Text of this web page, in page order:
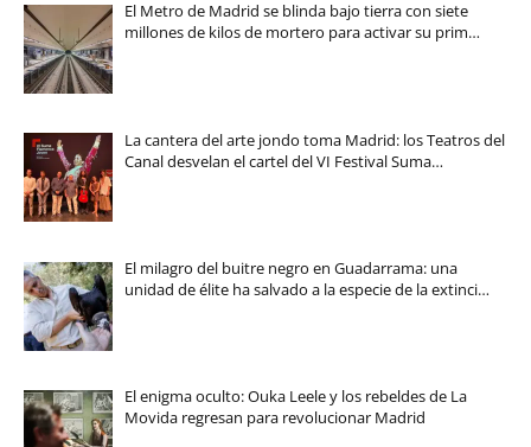
El Metro de Madrid se blinda bajo tierra con siete
millones de kilos de mortero para activar su prim…
La cantera del arte jondo toma Madrid: los Teatros del
Canal desvelan el cartel del VI Festival Suma…
El milagro del buitre negro en Guadarrama: una
unidad de élite ha salvado a la especie de la extinci…
El enigma oculto: Ouka Leele y los rebeldes de La
Movida regresan para revolucionar Madrid